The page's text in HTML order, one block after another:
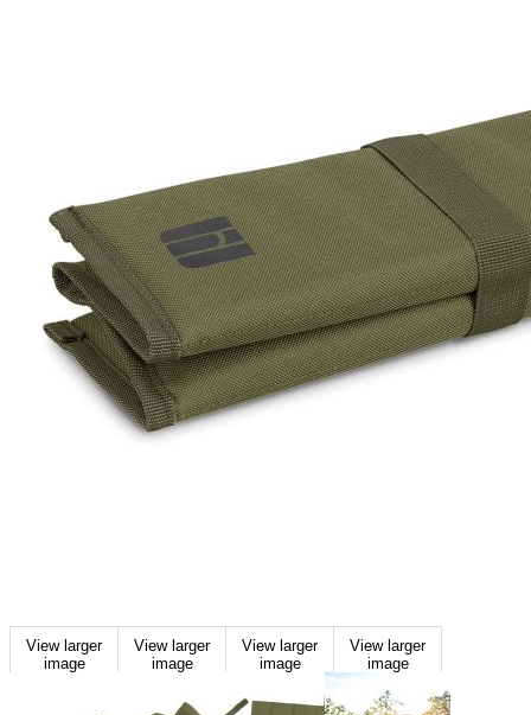
View larger
image
View larger
image
View larger
image
View larger
image